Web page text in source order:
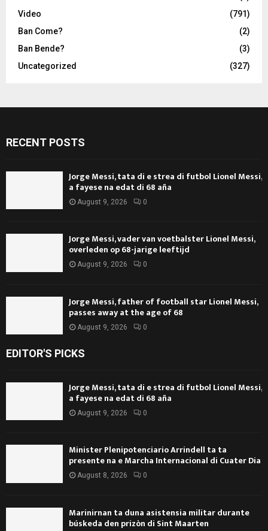
Video
(791)
Ban Come?
(2)
Ban Bende?
(3)
Uncategorized
(327)
RECENT POSTS
Jorge Messi, tata di e strea di futbol Lionel Messi,
a fayese na edat di 68 aña
August 9, 2026 0
Jorge Messi, vader van voetbalster Lionel Messi,
overleden op 68-jarige leeftijd
August 9, 2026 0
Jorge Messi, father of football star Lionel Messi,
passes away at the age of 68
August 9, 2026 0
EDITOR'S PICKS
Jorge Messi, tata di e strea di futbol Lionel Messi,
a fayese na edat di 68 aña
August 9, 2026 0
Minister Plenipotenciario Arrindell ta ta
presente na e Marcha Internacional di Cuater Dia
August 8, 2026 0
Marinirnan ta duna asistensia militar durante
búskeda den prizòn di Sint Maarten